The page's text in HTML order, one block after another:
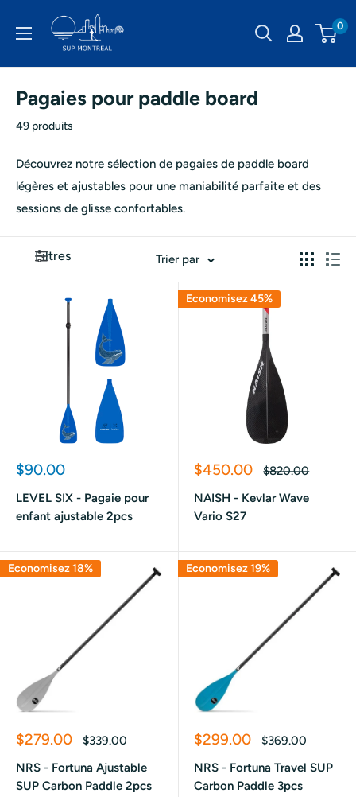
SUP
Montréal
0
Pagaies pour paddle board
49 produits
Découvrez notre sélection de pagaies de paddle board
légères et ajustables pour une maniabilité parfaite et des
sessions de glisse confortables.
Filtres Trier par
Prix
$90.00
LEVEL SIX - Pagaie pour
enfant ajustable 2pcs
Economisez 45%
Prix
$450.00
Prix
$820.00
NAISH - Kevlar Wave
Vario S27
Economisez 18%
Prix
$279.00
Prix
$339.00
NRS - Fortuna Ajustable
SUP Carbon Paddle 2pcs
Economisez 19%
Prix
$299.00
Prix
$369.00
NRS - Fortuna Travel SUP
Carbon Paddle 3pcs